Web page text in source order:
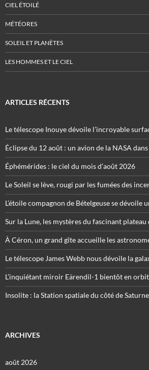
CIEL ÉTOILÉ
MÉTÉORES
SOLEIL ET PLANÈTES
LES HOMMES ET LE CIEL
ARTICLES RÉCENTS
Le télescope Inouye dévoile l’incroyable
Éclipse du 12 août : un avion de la NASA
Éphémérides : le ciel du mois d’août 2026
Le Soleil se lève, rougi par les fumées des
L’étoile compagnon de Bételgeuse se dévoile
Sur la Lune, les mystères du fascinant plateau
À Céron, un grand gîte accueille les
Le télescope James Webb nous dévoile la
L’inquiétant miroir Eärendil-1 bientôt en
Insolite : la Station spatiale du côté de Saturne
ARCHIVES
août 2026